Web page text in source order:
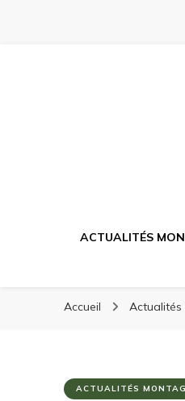
ACTUALITÉS
Accueil Actualités
ACTUALITÉS